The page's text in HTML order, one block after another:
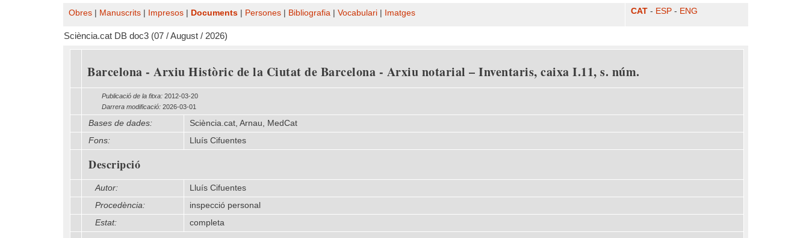
Obres Manuscrits Impresos Documents Persones Bibliografia Vocabulari Imatges CAT - ESP - ENG
Sciència.cat DB doc3 (07 / August / 2026)
Barcelona - Arxiu Històric de la Ciutat de Barcelona - Arxiu notarial – Inventaris, caixa I.11, s. núm.
Publicació de la fitxa: 2012-03-20
Darrera modificació: 2026-03-01
Bases de dades:
Sciència.cat, Arnau, MedCat
Fons:
Lluís Cifuentes
Descripció
Autor:
Lluís Cifuentes
Procedència:
inspecció personal
Estat:
completa